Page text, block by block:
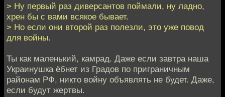
> Ну первый раз диверсантов поймали, ну ладно,
хрен бы с вами всякое бывает.
> Но если они второй раз полезли, это уже повод
для войны.
Ты как маленький, камрад. Даже если завтра наша
Украинушка ёбнет из Градов по приграничным
районам РФ, никто войну объявлять не будет. Даже,
если будут жертвы.